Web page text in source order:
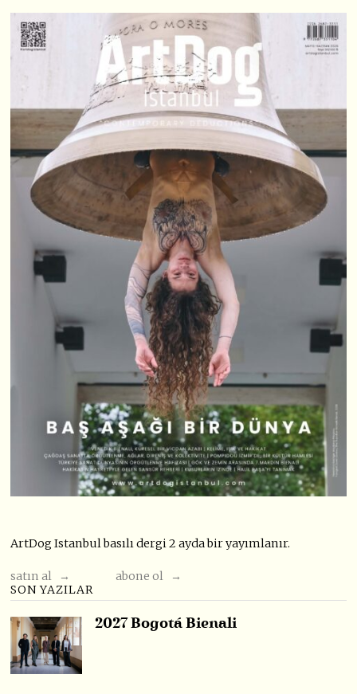
ArtDog Istanbul basılı dergi 2 ayda bir yayımlanır.
satın al →
abone ol →
SON YAZILAR
2027 Bogotá Bienali